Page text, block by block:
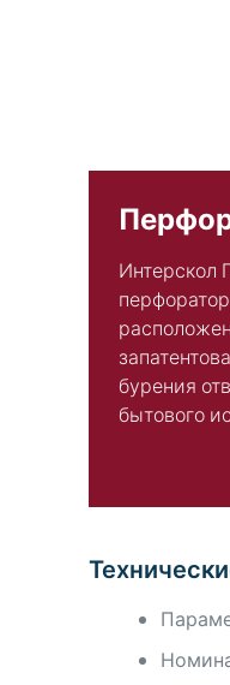
Интерскол
бурения
бытового